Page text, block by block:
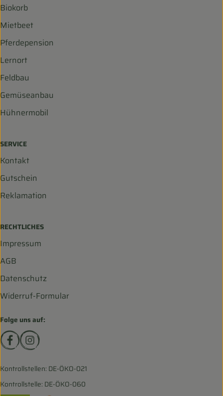
Biokorb
Mietbeet
Pferdepension
Lernort
Feldbau
Gemüseanbau
Hühnermobil
SERVICE
Kontakt
Gutschein
Reklamation
RECHTLICHES
Impressum
AGB
Datenschutz
Widerruf-Formular
Folge uns auf:
Externer Link zu https://www.facebook.com/
Externer Link zu https://www.instagram.com/
Kontrollstellen: DE-ÖKO-021
Kontrollstelle: DE-ÖKO-060